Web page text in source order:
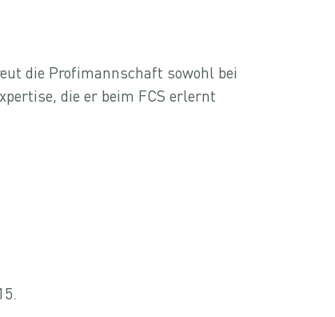
die Profimannschaft sowohl bei
die er beim FCS erlernt